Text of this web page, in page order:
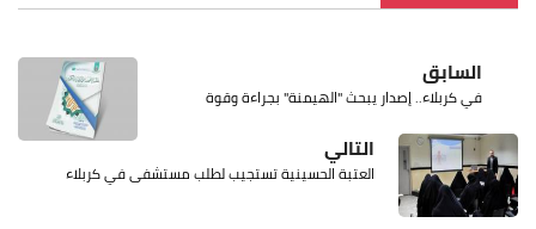
السابق
في كربلاء.. إصدار يبحث "الهيمنة" بجراءة وقوة
التالي
العتبة الحسينية تستجيب لطلب مستشفى في كربلاء